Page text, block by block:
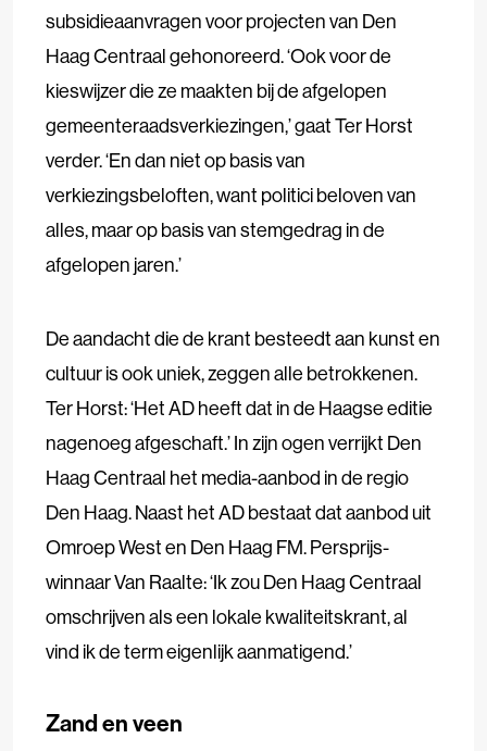
subsidieaanvragen voor projecten van Den
Haag Centraal gehonoreerd. ‘Ook voor de
kieswijzer die ze maakten bij de afgelopen
gemeenteraadsverkiezingen,’ gaat Ter Horst
verder. ‘En dan niet op basis van
verkiezingsbeloften, want politici beloven van
alles, maar op basis van stemgedrag in de
afgelopen jaren.’
De aandacht die de krant besteedt aan kunst en
cultuur is ook uniek, zeggen alle betrokkenen.
Ter Horst: ‘Het AD heeft dat in de Haagse editie
nagenoeg afgeschaft.’ In zijn ogen verrijkt Den
Haag Centraal het media-aanbod in de regio
Den Haag. Naast het AD bestaat dat aanbod uit
Omroep West en Den Haag FM. Persprijs-
winnaar Van Raalte: ‘Ik zou Den Haag Centraal
omschrijven als een lokale kwaliteitskrant, al
vind ik de term eigenlijk aanmatigend.’
Zand en veen